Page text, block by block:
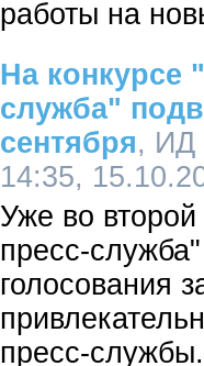
работы на
На конкурсе
служба"
сентября, ИД
14:35,
Уже во
пресс-
голосования
пресс-службы.